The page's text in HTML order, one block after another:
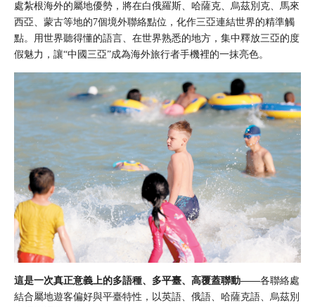
處紮根海外的屬地優勢，將在白俄羅斯、哈薩克、烏茲別克、馬來
西亞、蒙古等地的7個境外聯絡點位，化作三亞連結世界的精準觸
點。用世界聽得懂的語言、在世界熟悉的地方，集中釋放三亞的度
假魅力，讓“中國三亞”成為海外旅行者手機裡的一抹亮色。
這是一次真正意義上的多語種、多平臺、高覆蓋聯動——各聯絡處
結合屬地遊客偏好與平臺特性，以英語、俄語、哈薩克語、烏茲別